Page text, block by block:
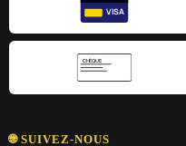
VISA
CHÈQUE
🌐 SUIVEZ-NOUS